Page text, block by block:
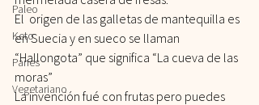
Paleo
Keto
Panes
Vegetariano
El  origen de las galletas de mantequilla es
en Suecia y en sueco se llaman
“Hallongota” que significa “La cueva de las
moras”
La invención fué con frutas pero puedes